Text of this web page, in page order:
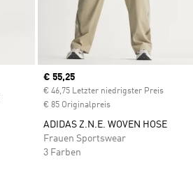
Current price
€ 55,25
€ 46,75 Letzter niedrigster Preis
€ 85 Originalpreis
ADIDAS Z.N.E. WOVEN HOSE
Frauen Sportswear
3 Farben